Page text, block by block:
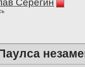
Серёгин